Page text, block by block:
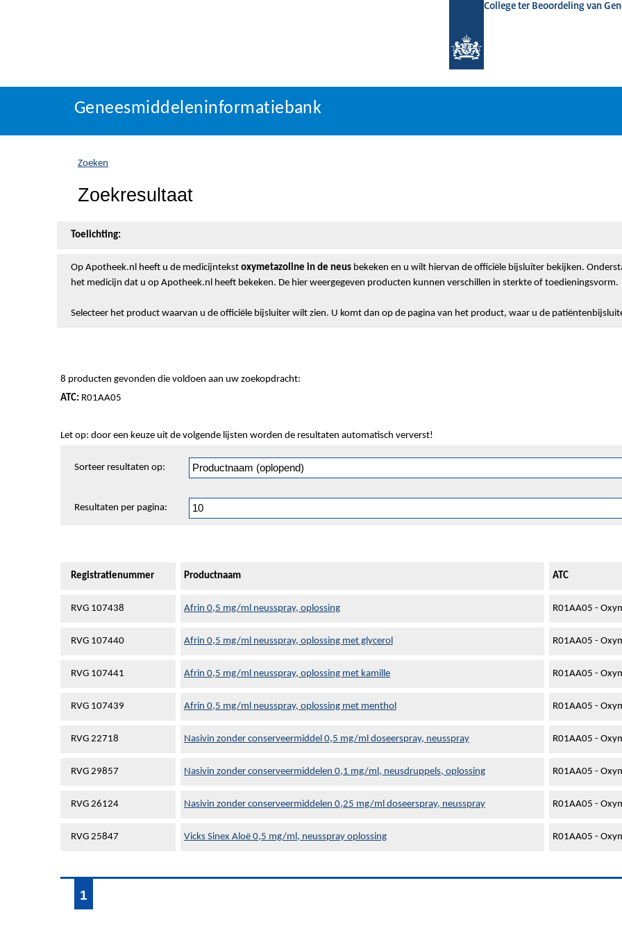
College ter Beoordeling van
Geneesmiddeleninformatiebank
U
zich
hier:
Geneesmiddeleninformatiebank
Zoeken
Zoekresultaat
Toelichting:
Op Apotheek.nl heeft u de medicijntekst oxymetazoline in de neus bekeken en u wilt hiervan de officiële bijsluiter bekijken.
het medicijn dat u op Apotheek.nl heeft bekeken. De hier weergegeven producten kunnen verschillen in sterkte of toedieningsvorm.
Selecteer het product waarvan u de officiële bijsluiter wilt zien. U komt dan op de pagina van het product, waar u de
8 producten gevonden die voldoen aan uw zoekopdracht:
ATC: R01AA05
Let op: door een keuze uit de volgende lijsten worden de resultaten automatisch ververst!
en
Sorteer resultaten op:
Resultaten per pagina:
Registratienummer Productnaam ATC
RVG 107438 Afrin 0,5 mg/ml neusspray, oplossing R01AA05 -
RVG 107440 Afrin 0,5 mg/ml neusspray, oplossing met glycerol R01AA05 -
RVG 107441 Afrin 0,5 mg/ml neusspray, oplossing met kamille R01AA05 -
RVG 107439 Afrin 0,5 mg/ml neusspray, oplossing met menthol R01AA05 -
RVG 22718 Nasivin zonder conserveermiddel 0,5 mg/ml doseerspray, neusspray R01AA05 -
RVG 29857 Nasivin zonder conserveermiddelen 0,1 mg/ml, neusdruppels, oplossing R01AA05 -
RVG 26124 Nasivin zonder conserveermiddelen 0,25 mg/ml doseerspray, neusspray R01AA05 -
RVG 25847 Vicks Sinex Aloë 0,5 mg/ml, neusspray oplossing R01AA05 -
1